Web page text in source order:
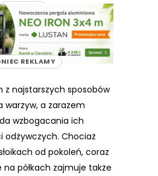
REKLAMA
REKLAMY
z najstarszych sposobów
warzyw, a zarazem
wzbogacania ich
odżywczych. Chociaż
od pokoleń, coraz
półkach zajmuje także